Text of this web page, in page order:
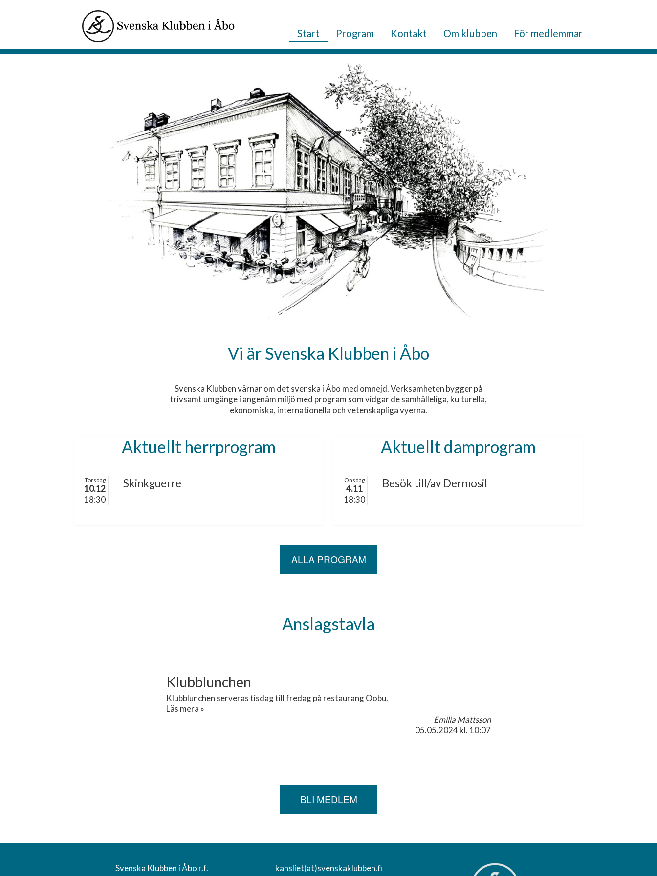
Start Program Kontakt Om klubben För medlemmar
Vi är Svenska Klubben i Åbo
Svenska Klubben värnar om det svenska i Åbo med omnejd. Verksamheten bygger på
trivsamt umgänge i angenäm miljö med program som vidgar de samhälleliga, kulturella,
ekonomiska, internationella och vetenskapliga vyerna.
Aktuellt herrprogram
Torsdag
10.12
18:30
Skinkguerre
Aktuellt damprogram
Onsdag
4.11
18:30
Besök till/av Dermosil
ALLA PROGRAM
Anslagstavla
Klubblunchen
Klubblunchen serveras tisdag till fredag på restaurang Oobu.
Läs mera »
Emilia Mattsson
05.05.2024kl. 10:07
BLI MEDLEM
Svenska Klubben i Åbo r.f.
kansliet(at)svenskaklubben.fi